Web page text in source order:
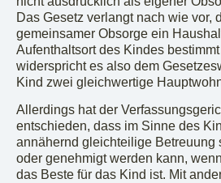
Das Gesetz verlangt nach wie vor,
gemeinsamer Obsorge ein
Aufenthaltsort des Kindes
widerspricht es also dem
Kind zwei gleichwertige
Allerdings hat der
entschieden, dass im Sinne des
annähernd gleichteilige Betreuung
oder genehmigt werden kann,
das Beste für das Kind ist. Mit